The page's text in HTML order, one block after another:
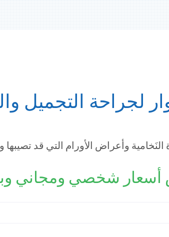
لجراحة التجميل
النَخامية وأعراض الأورام التي قد تصيبها
شخصي ومجاني